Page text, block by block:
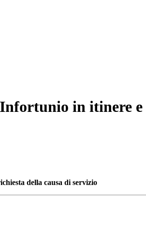
Infortunio in itinere
della causa di servizio